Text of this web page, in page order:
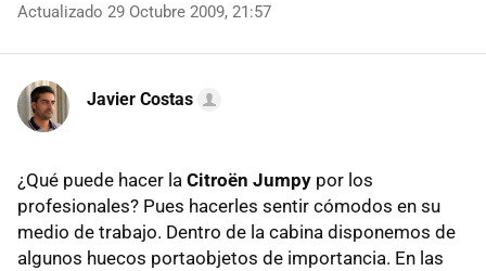
Actualizado 29 Octubre 2009, 21:57
Javier Costas
¿Qué puede hacer la Citroën Jumpy por los
profesionales? Pues hacerles sentir cómodos en su
medio de trabajo. Dentro de la cabina disponemos de
algunos huecos portaobjetos de importancia. En las